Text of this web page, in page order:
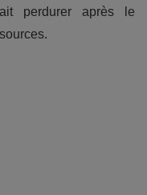
perdurer après le